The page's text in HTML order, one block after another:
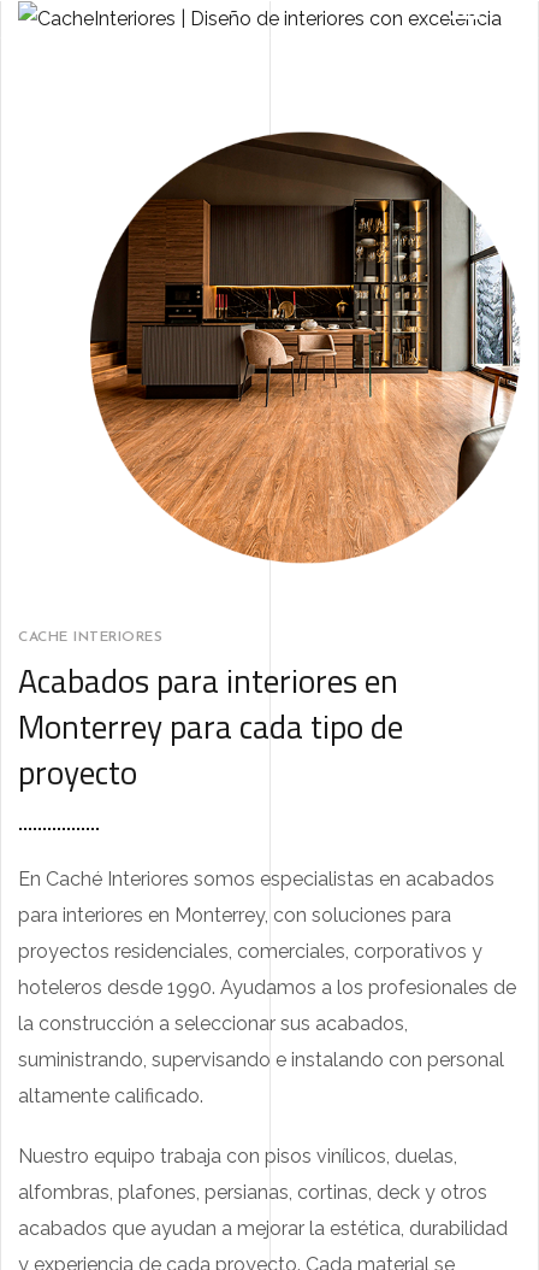
CACHE INTERIORES
Acabados para interiores en
Monterrey para cada tipo de
proyecto
En Caché Interiores somos especialistas en acabados
para interiores en Monterrey, con soluciones para
proyectos residenciales, comerciales, corporativos y
hoteleros desde 1990. Ayudamos a los profesionales de
la construcción a seleccionar sus acabados,
suministrando, supervisando e instalando con personal
altamente calificado.
Nuestro equipo trabaja con pisos vinílicos, duelas,
alfombras, plafones, persianas, cortinas, deck y otros
acabados que ayudan a mejorar la estética, durabilidad
y experiencia de cada proyecto. Cada material se